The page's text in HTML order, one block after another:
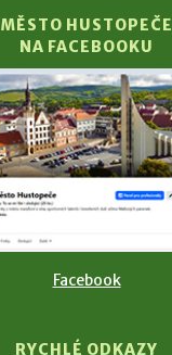
MĚSTO HUSTOPEČE
NA FACEBOOKU
Facebook
RYCHLÉ ODKAZY